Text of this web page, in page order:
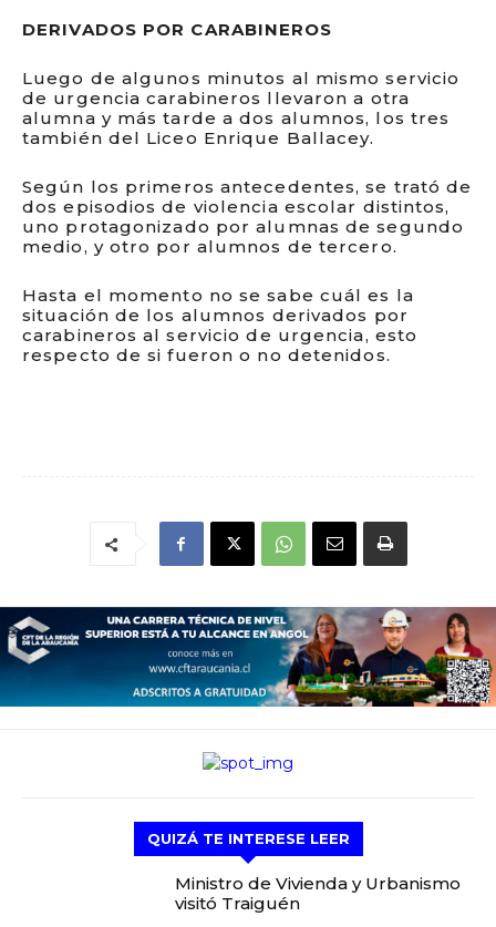
DERIVADOS POR CARABINEROS
Luego de algunos minutos al mismo servicio
de urgencia carabineros llevaron a otra
alumna y más tarde a dos alumnos, los tres
también del Liceo Enrique Ballacey.
Según los primeros antecedentes, se trató de
dos episodios de violencia escolar distintos,
uno protagonizado por alumnas de segundo
medio, y otro por alumnos de tercero.
Hasta el momento no se sabe cuál es la
situación de los alumnos derivados por
carabineros al servicio de urgencia, esto
respecto de si fueron o no detenidos.
QUIZÁ TE INTERESE LEER
Ministro de Vivienda y Urbanismo
visitó Traiguén